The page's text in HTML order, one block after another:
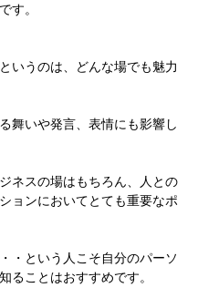
す。
いうのは、どんな場でも魅力
舞いや発言、表情にも影響し
ジネスの場はもちろん、人との
ョンにおいてとても重要なポ
・という人こそ自分のパーソ
ることはおすすめです。